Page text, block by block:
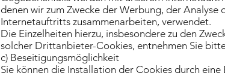
denen wir zum Zwecke der Werbung, der
Internetauftritts zusammenarbeiten, verwendet.
Die Einzelheiten hierzu, insbesondere zu den
solcher Drittanbieter-Cookies, entnehmen Sie
c) Beseitigungsmöglichkeit
Sie können die Installation der Cookies durch